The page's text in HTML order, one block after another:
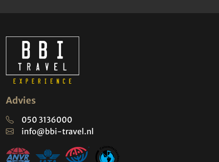
Advies
050 3136000
info@bbi-travel.nl